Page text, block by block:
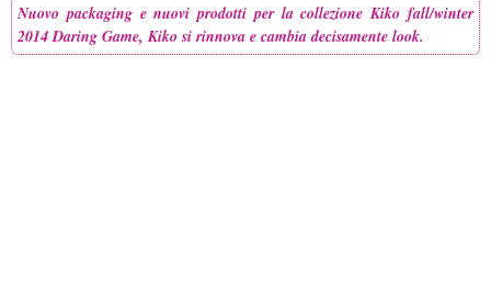
Nuovo packaging e nuovi prodotti per la collezione Kiko fall/winter
2014 Daring Game, Kiko si rinnova e cambia decisamente look.